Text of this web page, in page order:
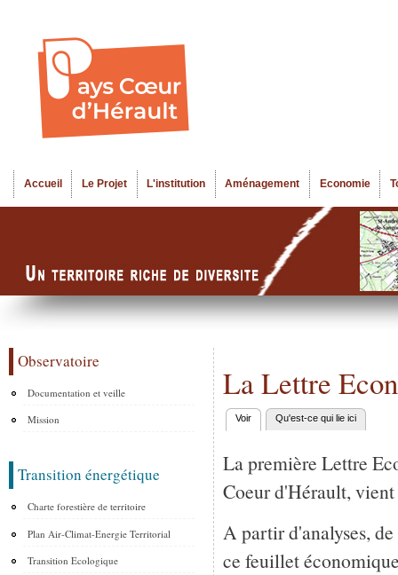
Menu principal
Accueil Le Projet L'institution Aménagement Economie
Observatoire
Documentation et veille
Mission
Transition énergétique
Charte forestière de territoire
Plan Air-Climat-Energie Territorial
Transition Ecologique
La Lettre
Onglets principaux
Voir (onglet actif)
Qu'est-ce qui lie ici
La première Lettre
Coeur d'Hérault,
A partir d'analyses,
ce feuillet